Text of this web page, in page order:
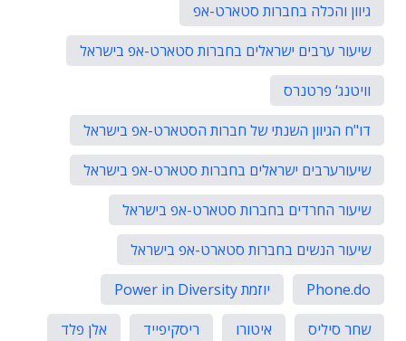
גיוון והכלה בחברות סטארט-אפ
שיעור ערבים ישראלים בחברות סטארט-אפ בישראל
וויטנג‘ פרטנרס
דו"ח הגיוון השנתי של חברות הסטארט-אפ בישראל
שיעורערבים ישראלים בחברות סטארט-אפ בישראל
שיעור החרדים בחברות סטארט-אפ בישראל
שיעור הנשים בחברות סטארט-אפ בישראל
Phone.do
יוזמת Power in Diversity
שחר סיליס
איטורו ריסקיפייד
אלן פלד